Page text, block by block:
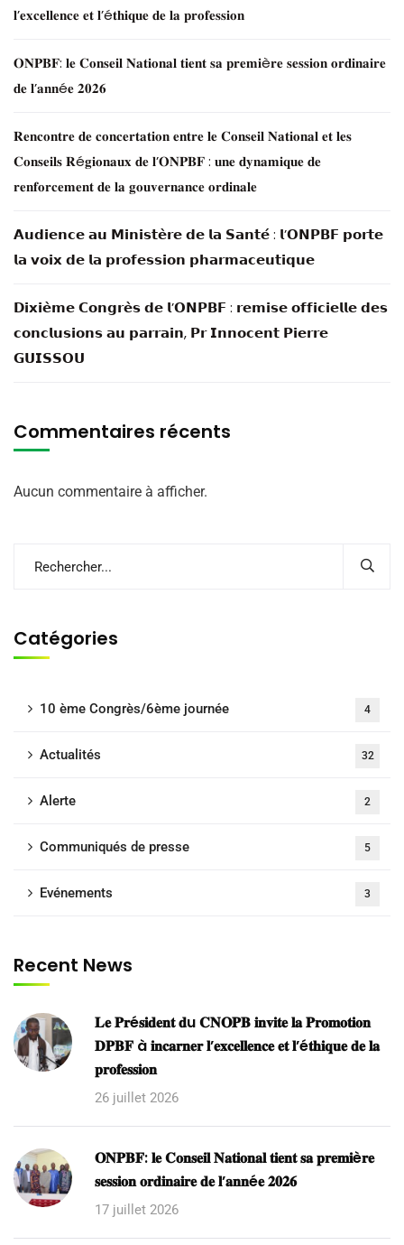
𝐥’𝐞𝐱𝐜𝐞𝐥𝐥𝐞𝐧𝐜𝐞 𝐞𝐭 𝐥’é𝐭𝐡𝐢𝐪𝐮𝐞 𝐝𝐞 𝐥𝐚 𝐩𝐫𝐨𝐟𝐞𝐬𝐬𝐢𝐨𝐧
𝐎𝐍𝐏𝐁𝐅: 𝐥𝐞 𝐂𝐨𝐧𝐬𝐞𝐢𝐥 𝐍𝐚𝐭𝐢𝐨𝐧𝐚𝐥 𝐭𝐢𝐞𝐧𝐭 𝐬𝐚 𝐩𝐫𝐞𝐦𝐢è𝐫𝐞 𝐬𝐞𝐬𝐬𝐢𝐨𝐧 𝐨𝐫𝐝𝐢𝐧𝐚𝐢𝐫𝐞
𝐝𝐞 𝐥’𝐚𝐧𝐧é𝐞 𝟐𝟎𝟐𝟔
𝐑𝐞𝐧𝐜𝐨𝐧𝐭𝐫𝐞 𝐝𝐞 𝐜𝐨𝐧𝐜𝐞𝐫𝐭𝐚𝐭𝐢𝐨𝐧 𝐞𝐧𝐭𝐫𝐞 𝐥𝐞 𝐂𝐨𝐧𝐬𝐞𝐢𝐥 𝐍𝐚𝐭𝐢𝐨𝐧𝐚𝐥 𝐞𝐭 𝐥𝐞𝐬
𝐂𝐨𝐧𝐬𝐞𝐢𝐥𝐬 𝐑é𝐠𝐢𝐨𝐧𝐚𝐮𝐱 𝐝𝐞 𝐥’𝐎𝐍𝐏𝐁𝐅 : 𝐮𝐧𝐞 𝐝𝐲𝐧𝐚𝐦𝐢𝐪𝐮𝐞 𝐝𝐞
𝐫𝐞𝐧𝐟𝐨𝐫𝐜𝐞𝐦𝐞𝐧𝐭 𝐝𝐞 𝐥𝐚 𝐠𝐨𝐮𝐯𝐞𝐫𝐧𝐚𝐧𝐜𝐞 𝐨𝐫𝐝𝐢𝐧𝐚𝐥𝐞
𝗔𝘂𝗱𝗶𝗲𝗻𝗰𝗲 𝗮𝘂 𝗠𝗶𝗻𝗶𝘀𝘁𝗲̀𝗿𝗲 𝗱𝗲 𝗹𝗮 𝗦𝗮𝗻𝘁𝗲́ : 𝗹’𝗢𝗡𝗣𝗕𝗙 𝗽𝗼𝗿𝘁𝗲
𝗹𝗮 𝘃𝗼𝗶𝘅 𝗱𝗲 𝗹𝗮 𝗽𝗿𝗼𝗳𝗲𝘀𝘀𝗶𝗼𝗻 𝗽𝗵𝗮𝗿𝗺𝗮𝗰𝗲𝘂𝘁𝗶𝗾𝘂𝗲
𝗗𝗶𝘅𝗶𝗲̀𝗺𝗲 𝗖𝗼𝗻𝗴𝗿𝗲̀𝘀 𝗱𝗲 𝗹’𝗢𝗡𝗣𝗕𝗙 : 𝗿𝗲𝗺𝗶𝘀𝗲 𝗼𝗳𝗳𝗶𝗰𝗶𝗲𝗹𝗹𝗲 𝗱𝗲𝘀
𝗰𝗼𝗻𝗰𝗹𝘂𝘀𝗶𝗼𝗻𝘀 𝗮𝘂 𝗽𝗮𝗿𝗿𝗮𝗶𝗻, 𝗣𝗿 𝗜𝗻𝗻𝗼𝗰𝗲𝗻𝘁 𝗣𝗶𝗲𝗿𝗿𝗲
𝗚𝗨𝗜𝗦𝗦𝗢𝗨
Commentaires récents
Aucun commentaire à afficher.
Catégories
10 ème Congrès/6ème journée 4
Actualités 32
Alerte 2
Communiqués de presse 5
Evénements 3
Recent News
𝐋𝐞 𝐏𝐫é𝐬𝐢𝐝𝐞𝐧𝐭 𝐝u 𝐂𝐍𝐎𝐏𝐁 𝐢𝐧𝐯𝐢𝐭𝐞 𝐥𝐚 𝐏𝐫𝐨𝐦𝐨𝐭𝐢𝐨𝐧
𝐃𝐏𝐁𝐅 à 𝐢𝐧𝐜𝐚𝐫𝐧𝐞𝐫 𝐥’𝐞𝐱𝐜𝐞𝐥𝐥𝐞𝐧𝐜𝐞 𝐞𝐭 𝐥’é𝐭𝐡𝐢𝐪𝐮𝐞 𝐝𝐞 𝐥𝐚
𝐩𝐫𝐨𝐟𝐞𝐬𝐬𝐢𝐨𝐧
26 juillet 2026
𝐎𝐍𝐏𝐁𝐅: 𝐥𝐞 𝐂𝐨𝐧𝐬𝐞𝐢𝐥 𝐍𝐚𝐭𝐢𝐨𝐧𝐚𝐥 𝐭𝐢𝐞𝐧𝐭 𝐬𝐚 𝐩𝐫𝐞𝐦𝐢è𝐫𝐞
𝐬𝐞𝐬𝐬𝐢𝐨𝐧 𝐨𝐫𝐝𝐢𝐧𝐚𝐢𝐫𝐞 𝐝𝐞 𝐥’𝐚𝐧𝐧é𝐞 𝟐𝟎𝟐𝟔
17 juillet 2026